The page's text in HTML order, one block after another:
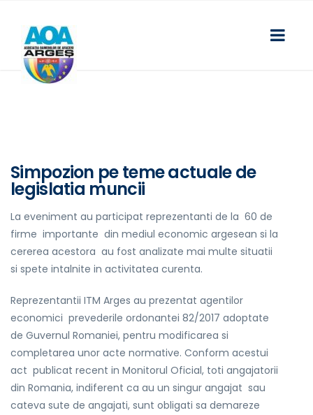
Simpozion pe teme actuale de
legislatia muncii
La eveniment au participat reprezentanti de la 60 de
firme importante din mediul economic argesean si la
cererea acestora au fost analizate mai multe situatii
si spete intalnite in activitatea curenta.
Reprezentantii ITM Arges au prezentat agentilor
economici prevederile ordonantei 82/2017 adoptate
de Guvernul Romaniei, pentru modificarea si
completarea unor acte normative. Conform acestui
act publicat recent in Monitorul Oficial, toti angajatorii
din Romania, indiferent ca au un singur angajat sau
cateva sute de angajati, sunt obligati sa demareze